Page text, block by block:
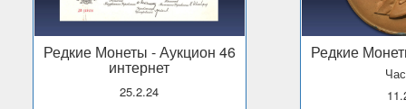
Редкие Монеты - Аукцион 46
интернет
25.2.24
Редкие